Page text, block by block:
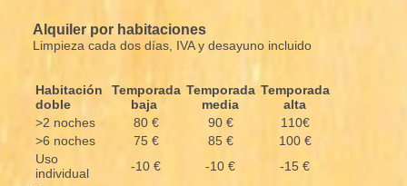
Alquiler por habitaciones
Limpieza cada dos días, IVA y desayuno incluido
Habitación
doble
Temporada
baja
Temporada
media
Temporada
alta
>2 noches
80 € 90 €
110€
>6 noches
75 € 85 €
100 €
Uso
individual
-10 € -10 €
-15 €